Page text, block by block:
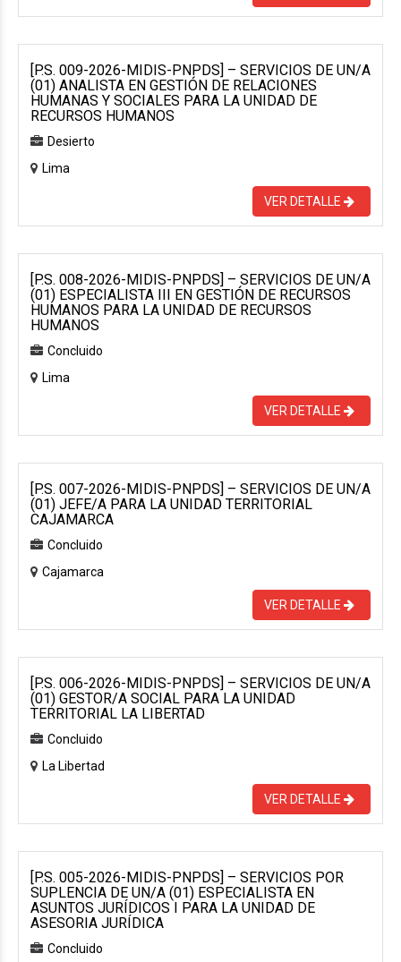
[P.S. 009-2026-MIDIS-PNPDS] – SERVICIOS DE UN/A
(01) ANALISTA EN GESTIÓN DE RELACIONES
HUMANAS Y SOCIALES PARA LA UNIDAD DE
RECURSOS HUMANOS
Desierto
Lima
VER DETALLE
[P.S. 008-2026-MIDIS-PNPDS] – SERVICIOS DE UN/A
(01) ESPECIALISTA III EN GESTIÓN DE RECURSOS
HUMANOS PARA LA UNIDAD DE RECURSOS
HUMANOS
Concluido
Lima
VER DETALLE
[P.S. 007-2026-MIDIS-PNPDS] – SERVICIOS DE UN/A
(01) JEFE/A PARA LA UNIDAD TERRITORIAL
CAJAMARCA
Concluido
Cajamarca
VER DETALLE
[P.S. 006-2026-MIDIS-PNPDS] – SERVICIOS DE UN/A
(01) GESTOR/A SOCIAL PARA LA UNIDAD
TERRITORIAL LA LIBERTAD
Concluido
La Libertad
VER DETALLE
[P.S. 005-2026-MIDIS-PNPDS] – SERVICIOS POR
SUPLENCIA DE UN/A (01) ESPECIALISTA EN
ASUNTOS JURÍDICOS I PARA LA UNIDAD DE
ASESORIA JURÍDICA
Concluido